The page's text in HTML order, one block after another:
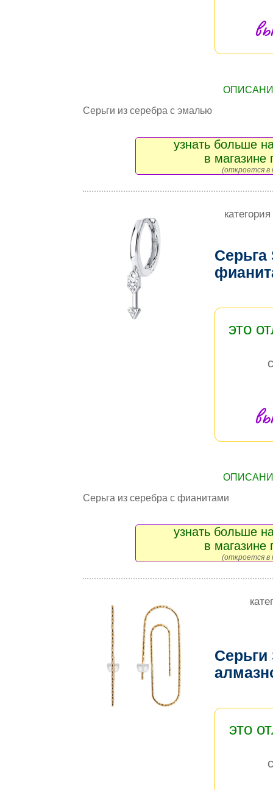
Серьги из серебра с эмалью
узнать больше
в магазине
(откроется в
Серьга
это
Серьга из серебра с фианитами
узнать больше
в магазине
(откроется в
Серьги
это